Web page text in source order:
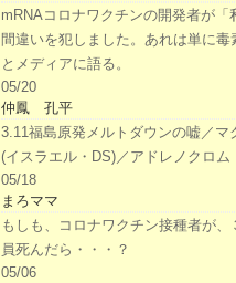
mRNAコロナワクチンの開発者が「
間違いを犯しました。あれは単に毒
とメディアに語る。
05/20
仲鳳 孔平
3.11福島原発メルトダウンの嘘／マ
(イスラエル・DS)／アドレノクロム
05/18
まろママ
もしも、コロナワクチン接種者が、
員死んだら・・・？
05/06